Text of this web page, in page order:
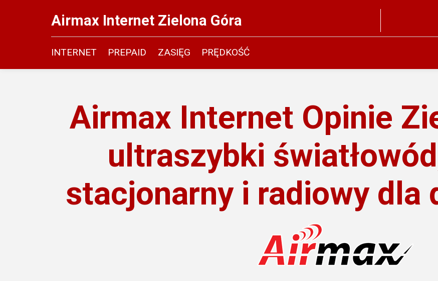
Airmax Internet Zielona Góra
INTERNET PREPAID ZASIĘG PRĘDKOŚĆ
Airmax Internet Opinie
ultraszybki
stacjonarny i radiowy dla